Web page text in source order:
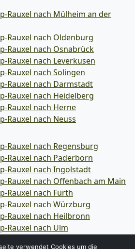
Rauxel nach Mülheim an der
Rauxel nach Oldenburg
Rauxel nach Osnabrück
Rauxel nach Leverkusen
Rauxel nach Solingen
Rauxel nach Darmstadt
Rauxel nach Heidelberg
Rauxel nach Herne
Rauxel nach Neuss
Rauxel nach Regensburg
Rauxel nach Paderborn
Rauxel nach Ingolstadt
Rauxel nach Offenbach am Main
Rauxel nach Fürth
Rauxel nach Würzburg
Rauxel nach Heilbronn
Rauxel nach Ulm
verwendet Cookies um die